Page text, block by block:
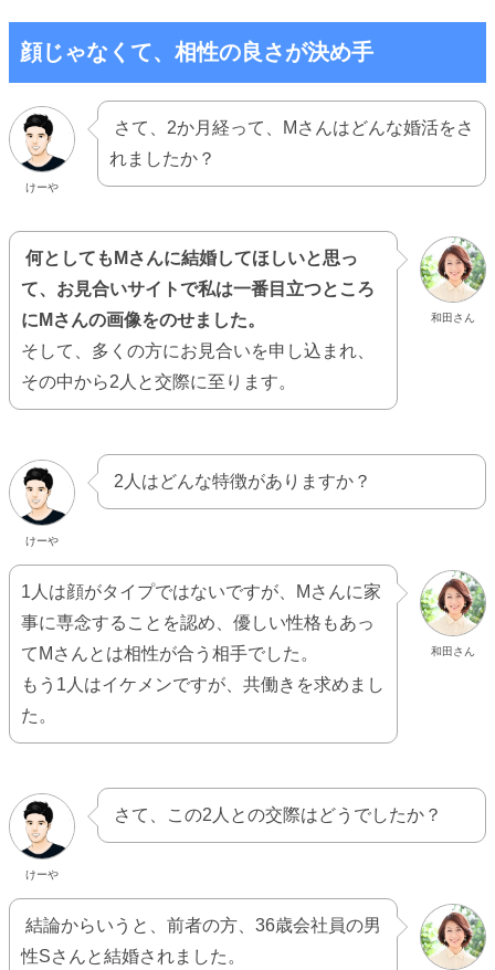
顔じゃなくて、相性の良さが決め手
けーや
さて、2か月経って、Mさんはどんな婚活をさ
れましたか？
和田さん
何としてもMさんに結婚してほしいと思っ
て、お見合いサイトで私は一番目立つところ
にMさんの画像をのせました。
そして、多くの方にお見合いを申し込まれ、
その中から2人と交際に至ります。
けーや
2人はどんな特徴がありますか？
和田さん
1人は顔がタイプではないですが、Mさんに家
事に専念することを認め、優しい性格もあっ
てMさんとは相性が合う相手でした。
もう1人はイケメンですが、共働きを求めまし
た。
けーや
さて、この2人との交際はどうでしたか？
結論からいうと、前者の方、36歳会社員の男
性Sさんと結婚されました。